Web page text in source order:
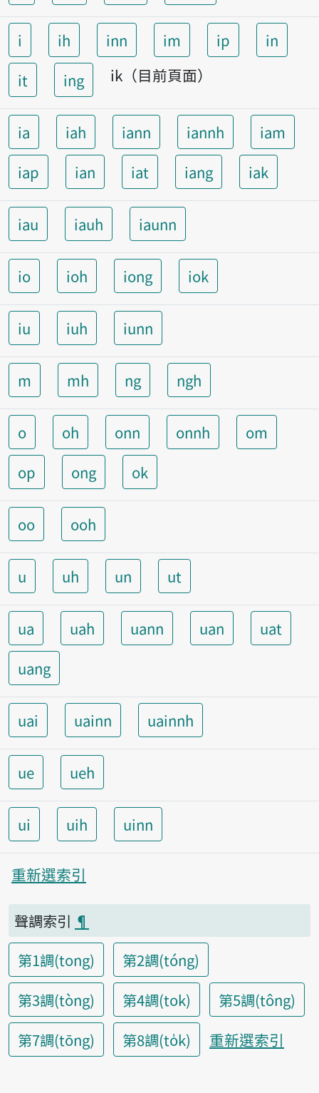
i ih inn im ip
in
it
ing ik（目前頁面）
ia iah iann iannh
iam
iap
ian iat iang iak
iau iauh iaunn
io ioh iong iok
iu iuh iunn
m mh ng ngh
o oh onn onnh
om
op
ong ok
oo ooh
u uh un ut
ua uah uann uan
uat
uang
uai uainn uainnh
ue ueh
ui uih uinn
重新選索引
聲調索引 ¶
第1調(tong)
第2調(tóng)
第3調(tòng)
第4調(tok)
第5調(tông)
第7調(tōng)
第8調(to̍k) 重新選索引